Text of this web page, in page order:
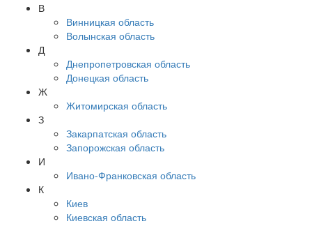
В
Винницкая область
Волынская область
Д
Днепропетровская область
Донецкая область
Ж
Житомирская область
З
Закарпатская область
Запорожская область
И
Ивано-Франковская область
К
Киев
Киевская область